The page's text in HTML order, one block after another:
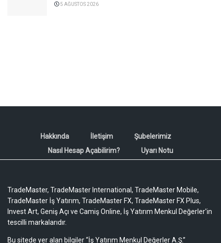
5 AĞUSTOS 2026
Hakkında İletişim
Şubelerimiz
Nasıl Hesap Açabilirim?
Uyarı Notu
TradeMaster, TradeMaster International, TradeMaster Mobile,
TradeMaster İş Yatırım, TradeMaster FX, TradeMaster FX Plus,
Invest Art, Geniş Açı ve Camiş Online, İş Yatırım Menkul Değerler'in
tescilli markalarıdır.
Bu sitede yer alan bilgiler “İş Yatırım Menkul Değerler A.Ş.”